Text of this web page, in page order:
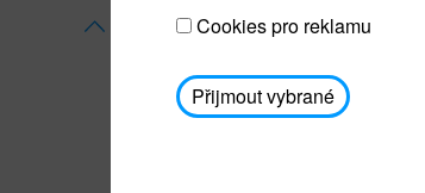
Prodejna
dále
Cookies pro reklamu
Přijmout vybrané